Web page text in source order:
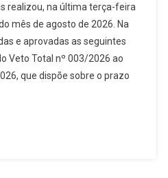
realizou, na última terça-feira
mês de agosto de 2026. Na
e aprovadas as seguintes
Veto Total nº 003/2026 ao
que dispõe sobre o prazo